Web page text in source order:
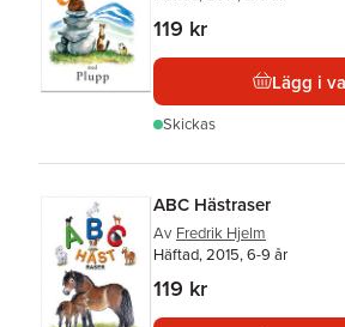
119 kr
Lägg i
Skickas
ABC Hästraser
Av Fredrik Hjelm
Häftad, 2015, 6-9 år
119 kr